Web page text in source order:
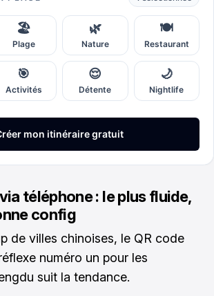
téléphone : le plus fluide,
config
de villes chinoises, le QR code
numéro un pour les
suit la tendance.